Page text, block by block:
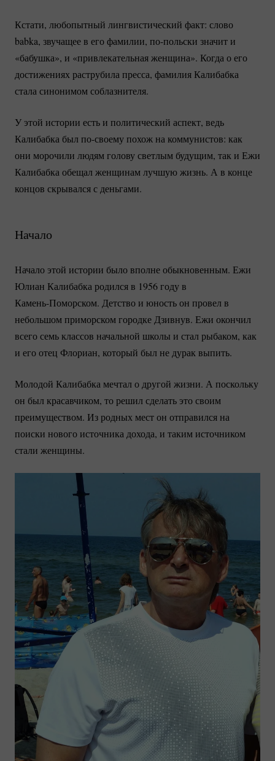
Кстати, любопытный лингвистический факт: слово
babka, звучащее в его фамилии, по-польски значит и
«бабушка», и «привлекательная женщина». Когда о его
достижениях раструбила пресса, фамилия Калибабка
стала синонимом соблазнителя.
У этой истории есть и политический аспект, ведь
Калибабка был по-своемупохож на коммунистов: как
они морочили людям голову светлым будущим, так и Ежи
Калибабка обещал женщинам лучшую жизнь. А в конце
концов скрывался с деньгами.
Начало
Начало этой истории было вполне обыкновенным. Ежи
Юлиан Калибабка родился в 1956 году в
Камень-Поморском. Детство и юность он провел в
небольшом приморском городке Дзивнув. Ежи окончил
всего семь классов начальной школы и стал рыбаком, как
и его отец Флориан, который был не дурак выпить.
Молодой Калибабка мечтал о другой жизни. А поскольку
он был красавчиком, то решил сделать это своим
преимуществом. Из родных мест он отправился на
поиски нового источника дохода, и таким источником
стали женщины.